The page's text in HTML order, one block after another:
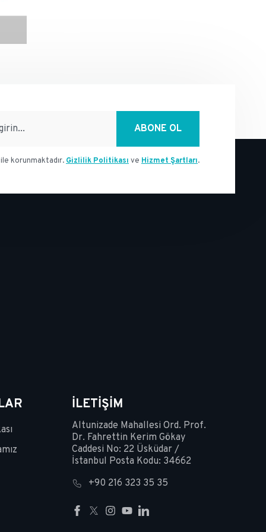
ABONE OL
korunmaktadır.Gizlilik Politikasıve Hizmet Şartları.
İLETIŞIM
Altunizade Mahallesi Ord. Prof.
Dr. Fahrettin Kerim Gökay
Caddesi No: 22 Üsküdar /
İstanbul Posta Kodu: 34662
+90 216 323 35 35